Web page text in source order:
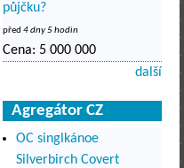
půjčku?
před 4 dny 5 hodin
Cena: 5 000 000
další
Agregátor CZ
OC singlkánoe
Silverbirch Covert